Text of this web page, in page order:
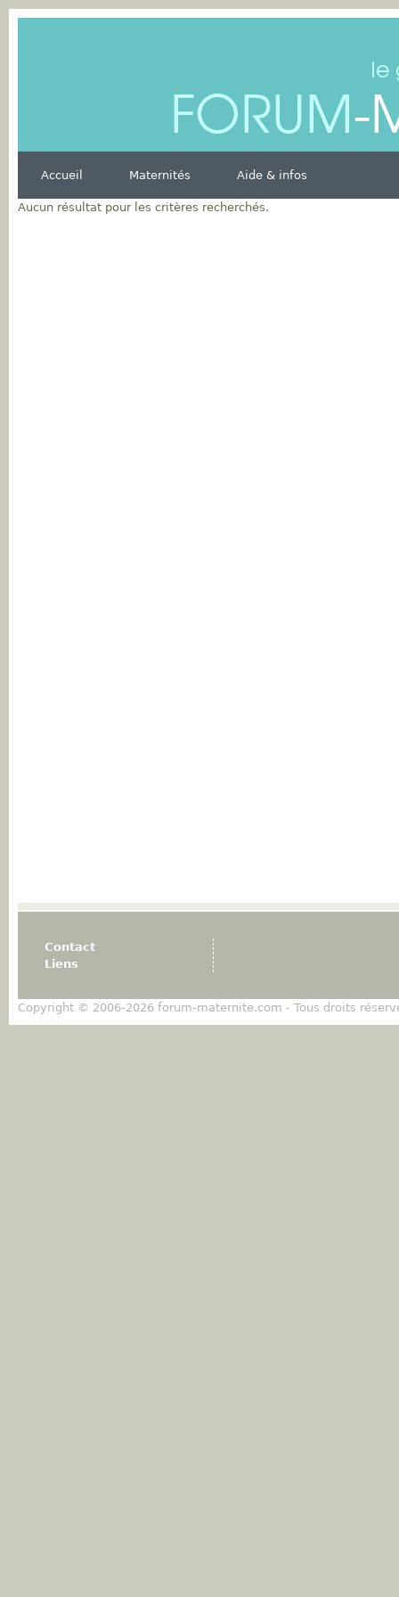
Accueil Maternités Aide & infos
Aucun résultat pour les critères recherchés.
Contact
Liens
Copyright © 2006-2026 forum-maternite.com - Tous droits